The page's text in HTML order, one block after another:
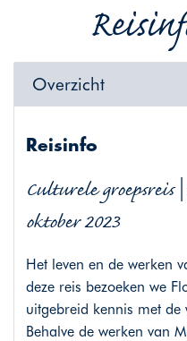
Overzicht
Reisinfo
Culturele groepsreis
oktober 2023
Het leven en de werken
deze reis bezoeken we
uitgebreid kennis met de
Behalve de werken van